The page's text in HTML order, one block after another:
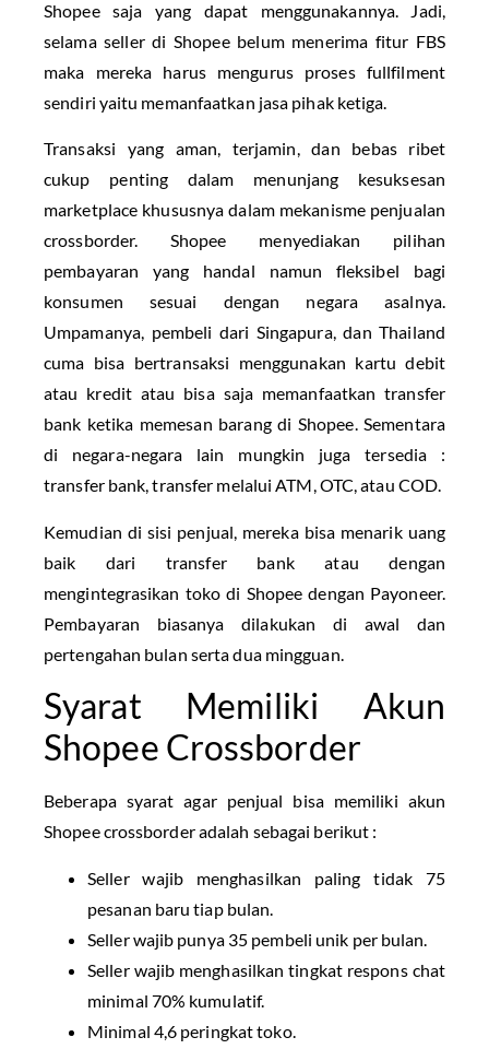
Shopee saja yang dapat menggunakannya. Jadi,
selama seller di Shopee belum menerima fitur FBS
maka mereka harus mengurus proses fullfilment
sendiri yaitu memanfaatkan jasa pihak ketiga.
Transaksi yang aman, terjamin, dan bebas ribet
cukup penting dalam menunjang kesuksesan
marketplace khususnya dalam mekanisme penjualan
crossborder. Shopee menyediakan pilihan
pembayaran yang handal namun fleksibel bagi
konsumen sesuai dengan negara asalnya.
Umpamanya, pembeli dari Singapura, dan Thailand
cuma bisa bertransaksi menggunakan kartu debit
atau kredit atau bisa saja memanfaatkan transfer
bank ketika memesan barang di Shopee. Sementara
di negara-negara lain mungkin juga tersedia :
transfer bank, transfer melalui ATM, OTC, atau COD.
Kemudian di sisi penjual, mereka bisa menarik uang
baik dari transfer bank atau dengan
mengintegrasikan toko di Shopee dengan Payoneer.
Pembayaran biasanya dilakukan di awal dan
pertengahan bulan serta dua mingguan.
Syarat Memiliki Akun
Shopee Crossborder
Beberapa syarat agar penjual bisa memiliki akun
Shopee crossborder adalah sebagai berikut :
Seller wajib menghasilkan paling tidak 75
pesanan baru tiap bulan.
Seller wajib punya 35 pembeli unik per bulan.
Seller wajib menghasilkan tingkat respons chat
minimal 70% kumulatif.
Minimal 4,6 peringkat toko.